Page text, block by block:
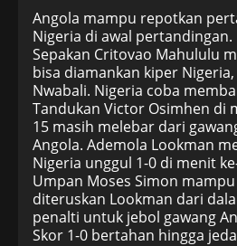
Angola mampu repotkan
Nigeria di awal pertandingan.
Sepakan Critovao Mahululu
bisa diamankan kiper
Nwabali. Nigeria coba
Tandukan Victor Osimhen di
15 masih melebar dari
Angola. Ademola Lookman
Nigeria unggul 1-0 di menit
Umpan Moses Simon mampu
diteruskan Lookman dari
penalti untuk jebol gawang
Skor 1-0 bertahan hingga